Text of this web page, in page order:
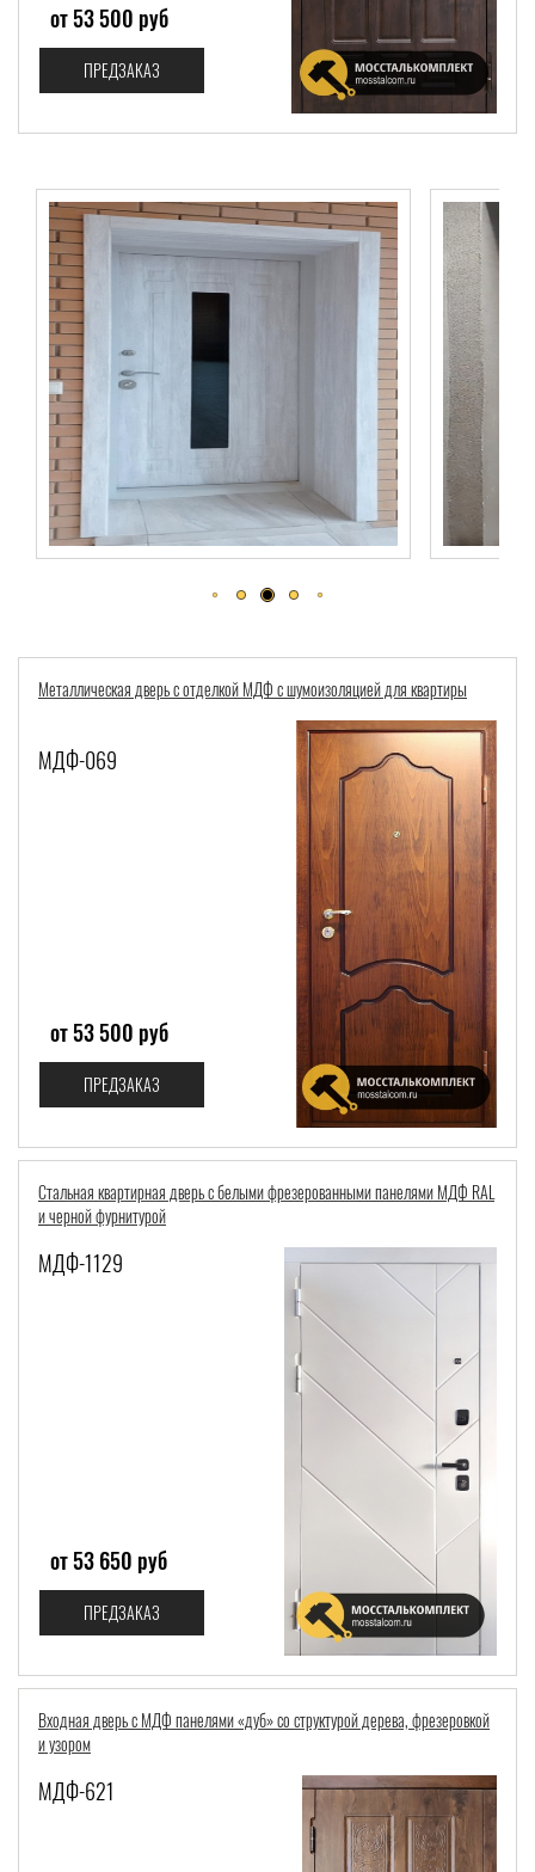
от 53 500 руб
ПРЕДЗАКАЗ
Металлическая дверь с отделкой МДФ с шумоизоляцией для квартиры
МДФ-069
от 53 500 руб
ПРЕДЗАКАЗ
Стальная квартирная дверь с белыми фрезерованными панелями МДФ RAL
и черной фурнитурой
МДФ-1129
от 53 650 руб
ПРЕДЗАКАЗ
Входная дверь с МДФ панелями «дуб» со структурой дерева, фрезеровкой
и узором
МДФ-621